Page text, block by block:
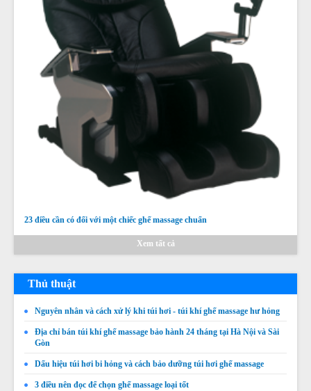
23 điều cần có đối với một chiếc ghế massage chuẩn
Xem tất cả
Thủ thuật
Nguyên nhân và cách xử lý khi túi hơi - túi khí ghế massage hư hỏng
Địa chỉ bán túi khí ghế massage bảo hành 24 tháng tại Hà Nội và Sài
Gòn
Dấu hiệu túi hơi bi hỏng và cách bảo dưỡng túi hơi ghế massage
3 điều nên đọc để chọn ghế massage loại tốt